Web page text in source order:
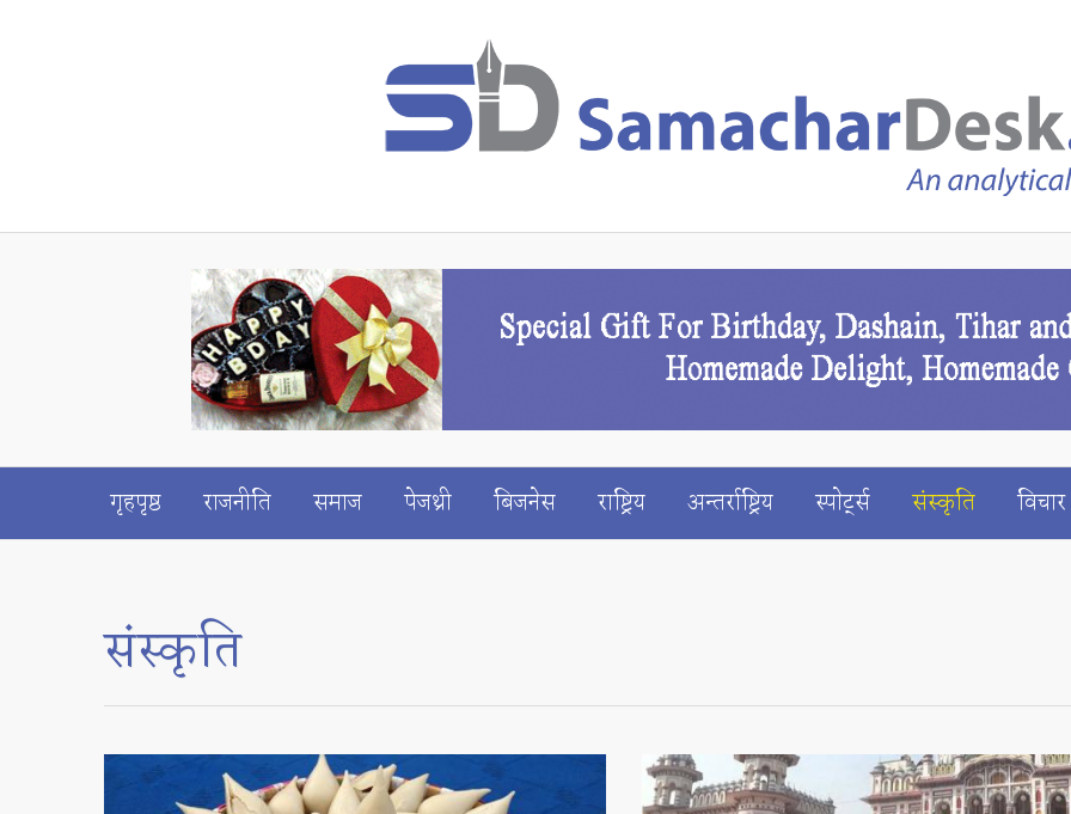
गृहपृष्ठ राजनीति समाज पेजथ्री बिजनेस राष्ट्रिय अन्तर्राष्ट्रिय स्पाेर्ट्स संस्कृति विचार
संस्कृति